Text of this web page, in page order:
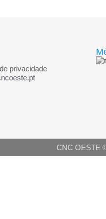
privacidade
CNC OESTE